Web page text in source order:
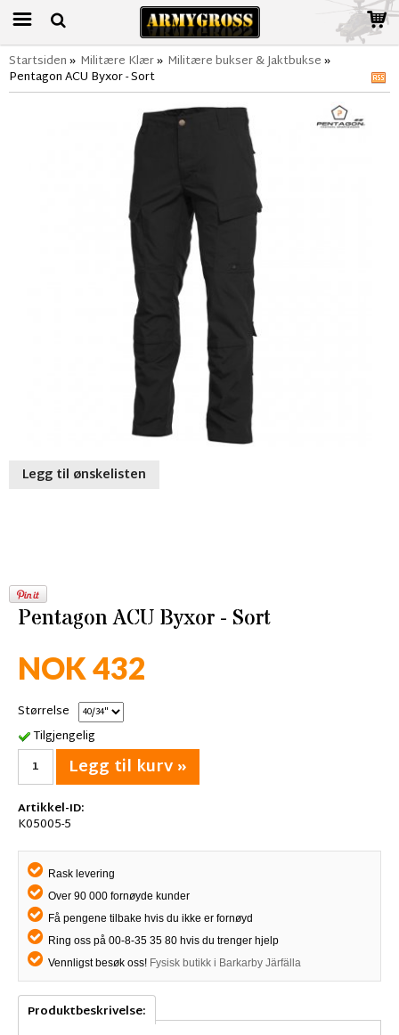
Startsiden» Militære Klær» Militære bukser & Jaktbukse»
Pentagon ACU Byxor - Sort
Legg til ønskelisten
Pentagon ACU Byxor - Sort
NOK 432
Størrelse
Tilgjengelig
Legg til kurv »
Artikkel-ID:
K05005-5
Rask levering
Over 90 000 fornøyde kunder
Få pengene tilbake hvis du ikke er fornøyd
Ring oss på 00-8-35 35 80 hvis du trenger hjelp
Vennligst besøk oss! Fysisk butikk i Barkarby Järfälla
Produktbeskrivelse: